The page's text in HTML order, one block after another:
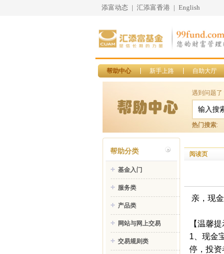
添富动态 | 汇添富香港 | English
帮助中心 新手上路 自助大厅
遇到问题了
热门搜索:
帮助分类
基金入门
服务类
产品类
网站与网上交易
交易规则类
阅读页
亲，现
【温馨提
1、现金
停，投资